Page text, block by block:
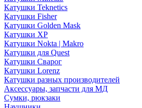
Катушки Teknetics
Катушки Fisher
Катушки Golden Mask
Катушки XP
Катушки Nokta | Makro
Катушки для Quest
Катушки Сварог
Катушки Lorenz
Катушки разных производителей
Аксессуары, запчасти для МД
Сумки, рюкзаки